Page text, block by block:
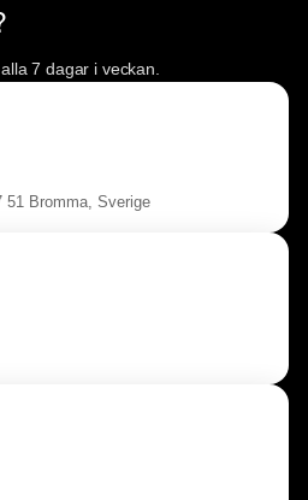
7 dagar i veckan.
51 Bromma, Sverige